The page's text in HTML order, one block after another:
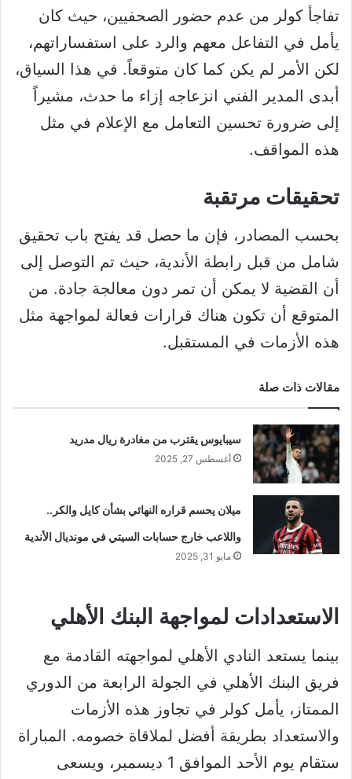
تفاجأ كولر من عدم حضور الصحفيين، حيث كان
يأمل في التفاعل معهم والرد على استفساراتهم،
لكن الأمر لم يكن كما كان متوقعاً. في هذا السياق،
أبدى المدير الفني انزعاجه إزاء ما حدث، مشيراً
إلى ضرورة تحسين التعامل مع الإعلام في مثل
هذه المواقف.
تحقيقات مرتقبة
بحسب المصادر، فإن ما حصل قد يفتح باب تحقيق
شامل من قبل رابطة الأندية، حيث تم التوصل إلى
أن القضية لا يمكن أن تمر دون معالجة جادة. من
المتوقع أن تكون هناك قرارات فعالة لمواجهة مثل
هذه الأزمات في المستقبل.
مقالات ذات صلة
سيبايوس يقترب من مغادرة ريال مدريد
أغسطس 27, 2025
ميلان يحسم قراره النهائي بشأن كايل والكر..
واللاعب خارج حسابات السيتي في مونديال الأندية
مايو 31, 2025
الاستعدادات لمواجهة البنك الأهلي
بينما يستعد النادي الأهلي لمواجهته القادمة مع
فريق البنك الأهلي في الجولة الرابعة من الدوري
الممتاز، يأمل كولر في تجاوز هذه الأزمات
والاستعداد بطريقة أفضل لملاقاة خصومه. المباراة
ستقام يوم الأحد الموافق 1 ديسمبر، ويسعى